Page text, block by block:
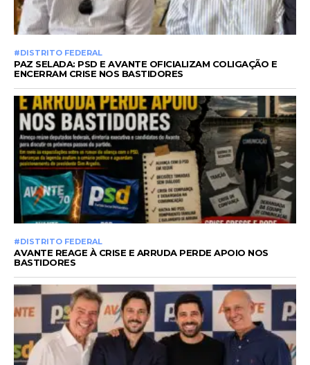
#DISTRITO FEDERAL
PAZ SELADA: PSD E AVANTE OFICIALIZAM COLIGAÇÃO E
ENCERRAM CRISE NOS BASTIDORES
#DISTRITO FEDERAL
AVANTE REAGE À CRISE E ARRUDA PERDE APOIO NOS
BASTIDORES